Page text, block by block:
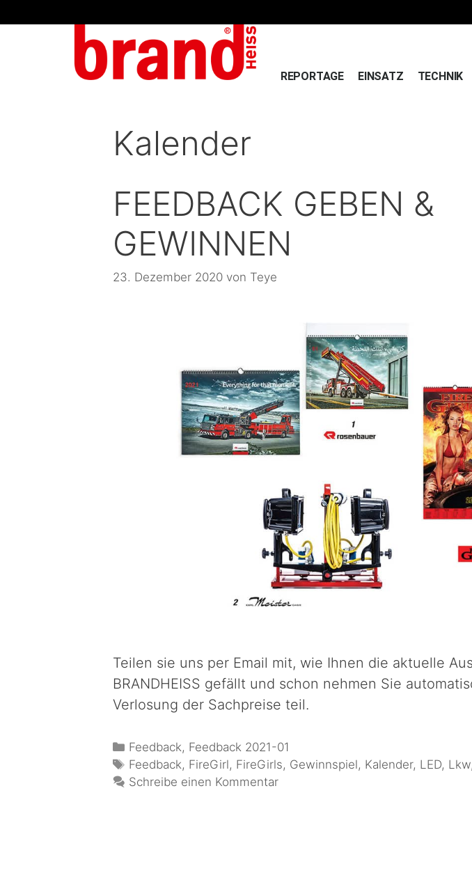
REPORTAGE EINSATZ TECHNIK
Kalender
FEEDBACK GEBEN &
GEWINNEN
23. Dezember 2020 von Teye
Teilen sie uns per Email mit, wie Ihnen die aktuelle
BRANDHEISS gefällt und schon nehmen Sie
Verlosung der Sachpreise teil.
Feedback, Feedback 2021-01
Feedback, FireGirl, FireGirls, Gewinnspiel, Kalender, LED, Lkw
Schreibe einen Kommentar